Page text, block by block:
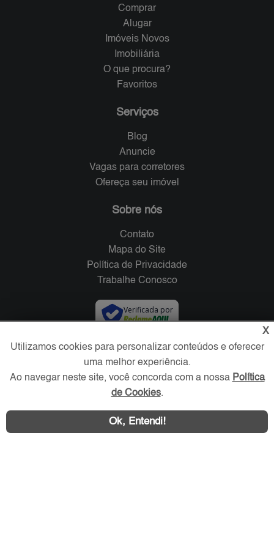
Comprar
Alugar
Imóveis Novos
Imobiliária
O que procura?
Favoritos
Serviços
Blog
Anuncie
Vagas para corretores
Ofereça seu imóvel
Sobre nós
Contato
Mapa do Site
Política de Privacidade
Trabalhe Conosco
Verificada por
Redes Sociais
X
Utilizamos cookies para personalizar conteúdos e oferecer
uma melhor experiência.
Ao navegar neste site, você concorda com a nossa Política
de Cookies.
Ok, Entendi!